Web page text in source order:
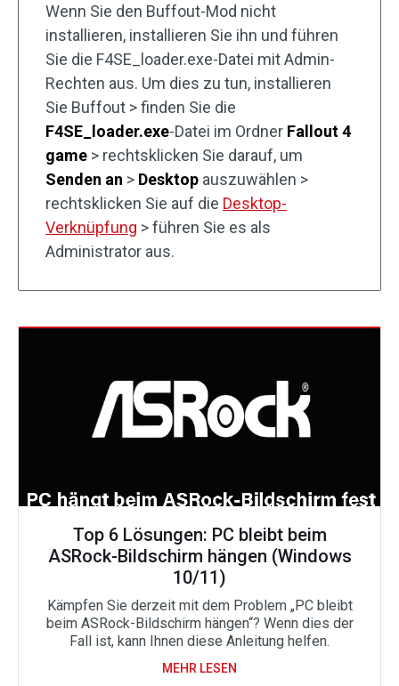
Wenn Sie den Buffout-Mod nicht
installieren, installieren Sie ihn und führen
Sie die F4SE_loader.exe-Datei mit Admin-
Rechten aus. Um dies zu tun, installieren
Sie Buffout > finden Sie die
F4SE_loader.exe-Datei im Ordner Fallout 4
game > rechtsklicken Sie darauf, um
Senden an > Desktop auszuwählen >
rechtsklicken Sie auf die Desktop-
Verknüpfung > führen Sie es als
Administrator aus.
Top 6 Lösungen: PC bleibt beim
ASRock-Bildschirm hängen (Windows
10/11)
Kämpfen Sie derzeit mit dem Problem „PC bleibt
beim ASRock-Bildschirm hängen“? Wenn dies der
Fall ist, kann Ihnen diese Anleitung helfen.
MEHR LESEN